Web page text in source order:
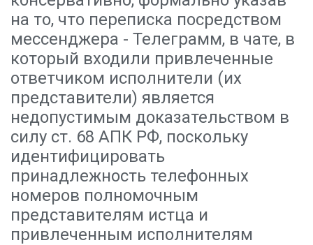
на то, что переписка посредством
мессенджера - Телеграмм, в чате, в
который входили привлеченные
ответчиком исполнители (их
представители) является
недопустимым доказательством в
силу ст. 68 АПК РФ, поскольку
идентифицировать
принадлежность телефонных
номеров полномочным
представителям истца и
привлеченным исполнителям